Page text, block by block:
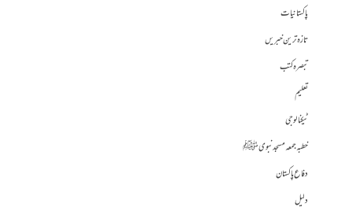
پاکستانیات
تازہ ترین خبریں
تبصرہ کتب
تعلیم
ٹیکنالوجی
خطبہ جمعہ مسجد نبوی ﷺ
دفاع پاکستان
دلیل